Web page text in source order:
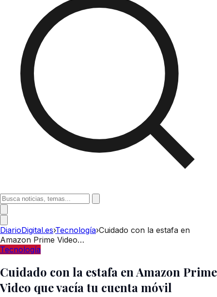
DiarioDigital.es›Tecnología›Cuidado con la estafa en
Amazon Prime Video…
Tecnología
Cuidado con la estafa en Amazon Prime
Video que vacía tu cuenta móvil